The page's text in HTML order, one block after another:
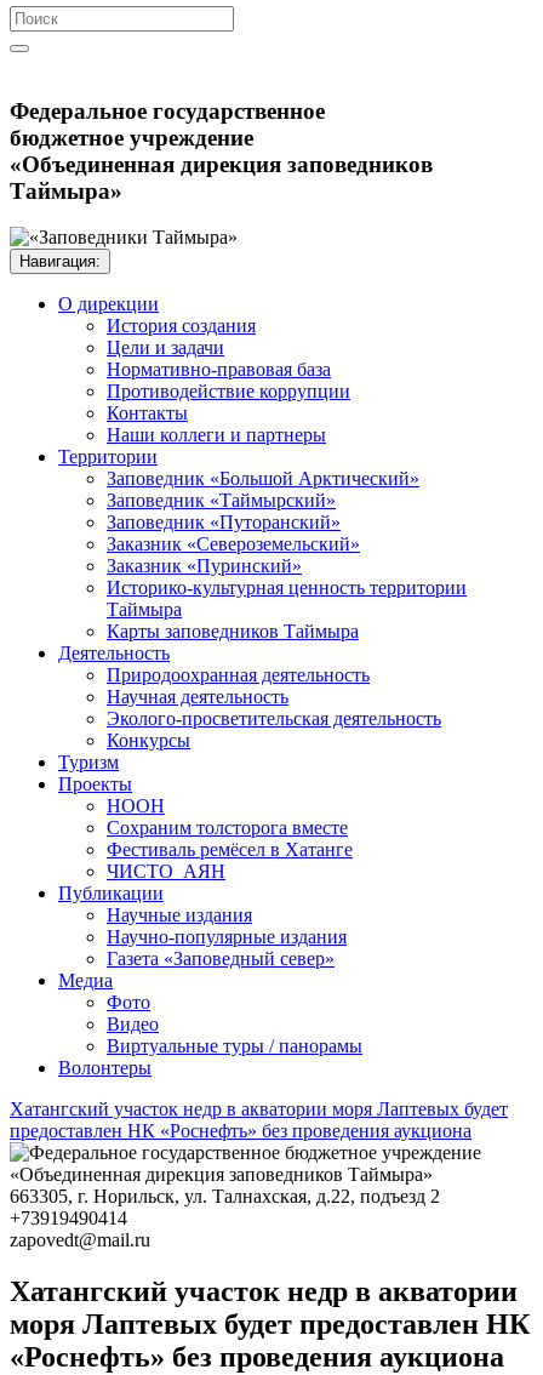
Федеральное государственное
бюджетное учреждение
«Объединенная дирекция заповедников
Таймыра»
Навигация:
О дирекции
История создания
Цели и задачи
Нормативно-правовая база
Противодействие коррупции
Контакты
Наши коллеги и партнеры
Территории
Заповедник «Большой Арктический»
Заповедник «Таймырский»
Заповедник «Путоранский»
Заказник «Североземельский»
Заказник «Пуринский»
Историко-культурная ценность территории
Таймыра
Карты заповедников Таймыра
Деятельность
Природоохранная деятельность
Научная деятельность
Эколого-просветительская деятельность
Конкурсы
Туризм
Проекты
НООН
Сохраним толсторога вместе
Фестиваль ремёсел в Хатанге
ЧИСТО_АЯН
Публикации
Научные издания
Научно-популярные издания
Газета «Заповедный север»
Медиа
Фото
Видео
Виртуальные туры / панорамы
Волонтеры
Хатангский участок недр в акватории моря Лаптевых будет
предоставлен НК «Роснефть» без проведения аукциона
663305, г. Норильск, ул. Талнахская, д.22, подъезд 2
+73919490414
zapovedt@mail.ru
Хатангский участок недр в акватории
моря Лаптевых будет предоставлен НК
«Роснефть» без проведения аукциона